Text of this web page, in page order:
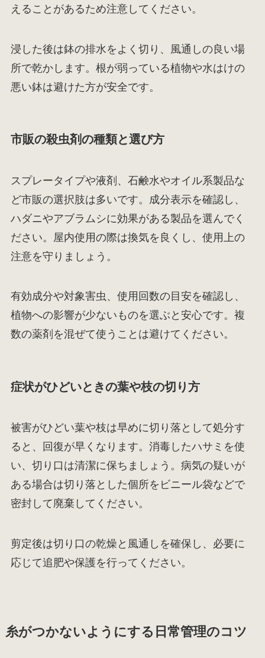
えることがあるため注意してください。
浸した後は鉢の排水をよく切り、風通しの良い場
所で乾かします。根が弱っている植物や水はけの
悪い鉢は避けた方が安全です。
市販の殺虫剤の種類と選び方
スプレータイプや液剤、石鹸水やオイル系製品な
ど市販の選択肢は多いです。成分表示を確認し、
ハダニやアブラムシに効果がある製品を選んでく
ださい。屋内使用の際は換気を良くし、使用上の
注意を守りましょう。
有効成分や対象害虫、使用回数の目安を確認し、
植物への影響が少ないものを選ぶと安心です。複
数の薬剤を混ぜて使うことは避けてください。
症状がひどいときの葉や枝の切り方
被害がひどい葉や枝は早めに切り落として処分す
ると、回復が早くなります。消毒したハサミを使
い、切り口は清潔に保ちましょう。病気の疑いが
ある場合は切り落とした個所をビニール袋などで
密封して廃棄してください。
剪定後は切り口の乾燥と風通しを確保し、必要に
応じて追肥や保護を行ってください。
糸がつかないようにする日常管理のコツ